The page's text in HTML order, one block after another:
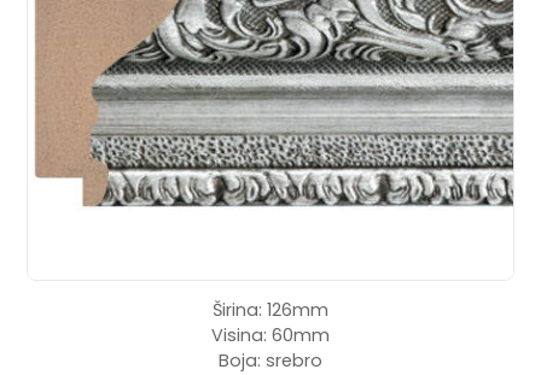
Širina: 126mm
Visina: 60mm
Boja: srebro